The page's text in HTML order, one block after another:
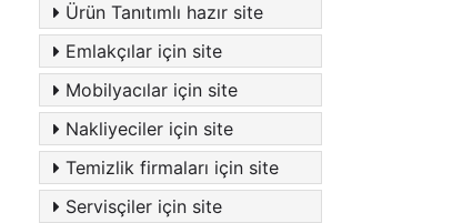
Ürün Tanıtımlı hazır site
Emlakçılar için site
Mobilyacılar için site
Nakliyeciler için site
Temizlik firmaları için site
Servisçiler için site